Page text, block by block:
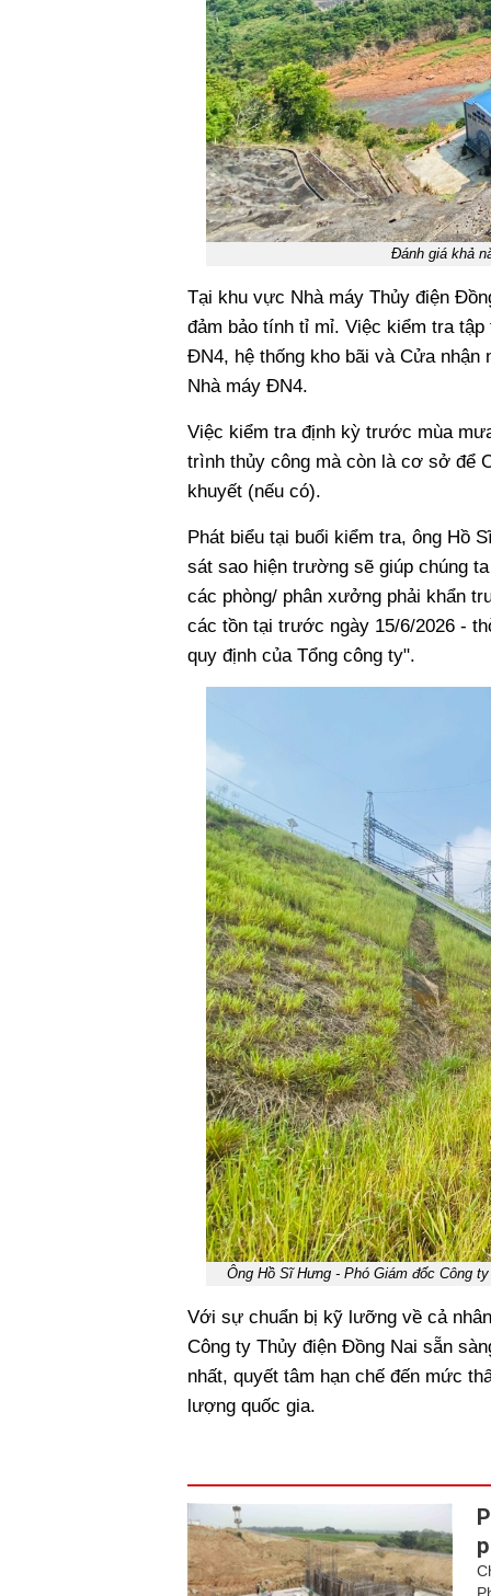
Đánh giá khả
Tại khu vực Nhà máy Thủy điện
đảm bảo tính tỉ mỉ. Việc kiểm tra
ĐN4, hệ thống kho bãi và Cửa nhận
Nhà máy ĐN4.
Việc kiểm tra định kỳ trước mùa
trình thủy công mà còn là cơ sở để
khuyết (nếu có).
Phát biểu tại buổi kiểm tra, ông Hồ
sát sao hiện trường sẽ giúp chúng
các phòng/ phân xưởng phải khẩn
các tồn tại trước ngày 15/6/2026 -
quy định của Tổng công ty".
Ông Hồ Sĩ Hưng - Phó Giám đốc Công
Với sự chuẩn bị kỹ lưỡng về cả
Công ty Thủy điện Đồng Nai sẵn
nhất, quyết tâm hạn chế đến mức
lượng quốc gia.